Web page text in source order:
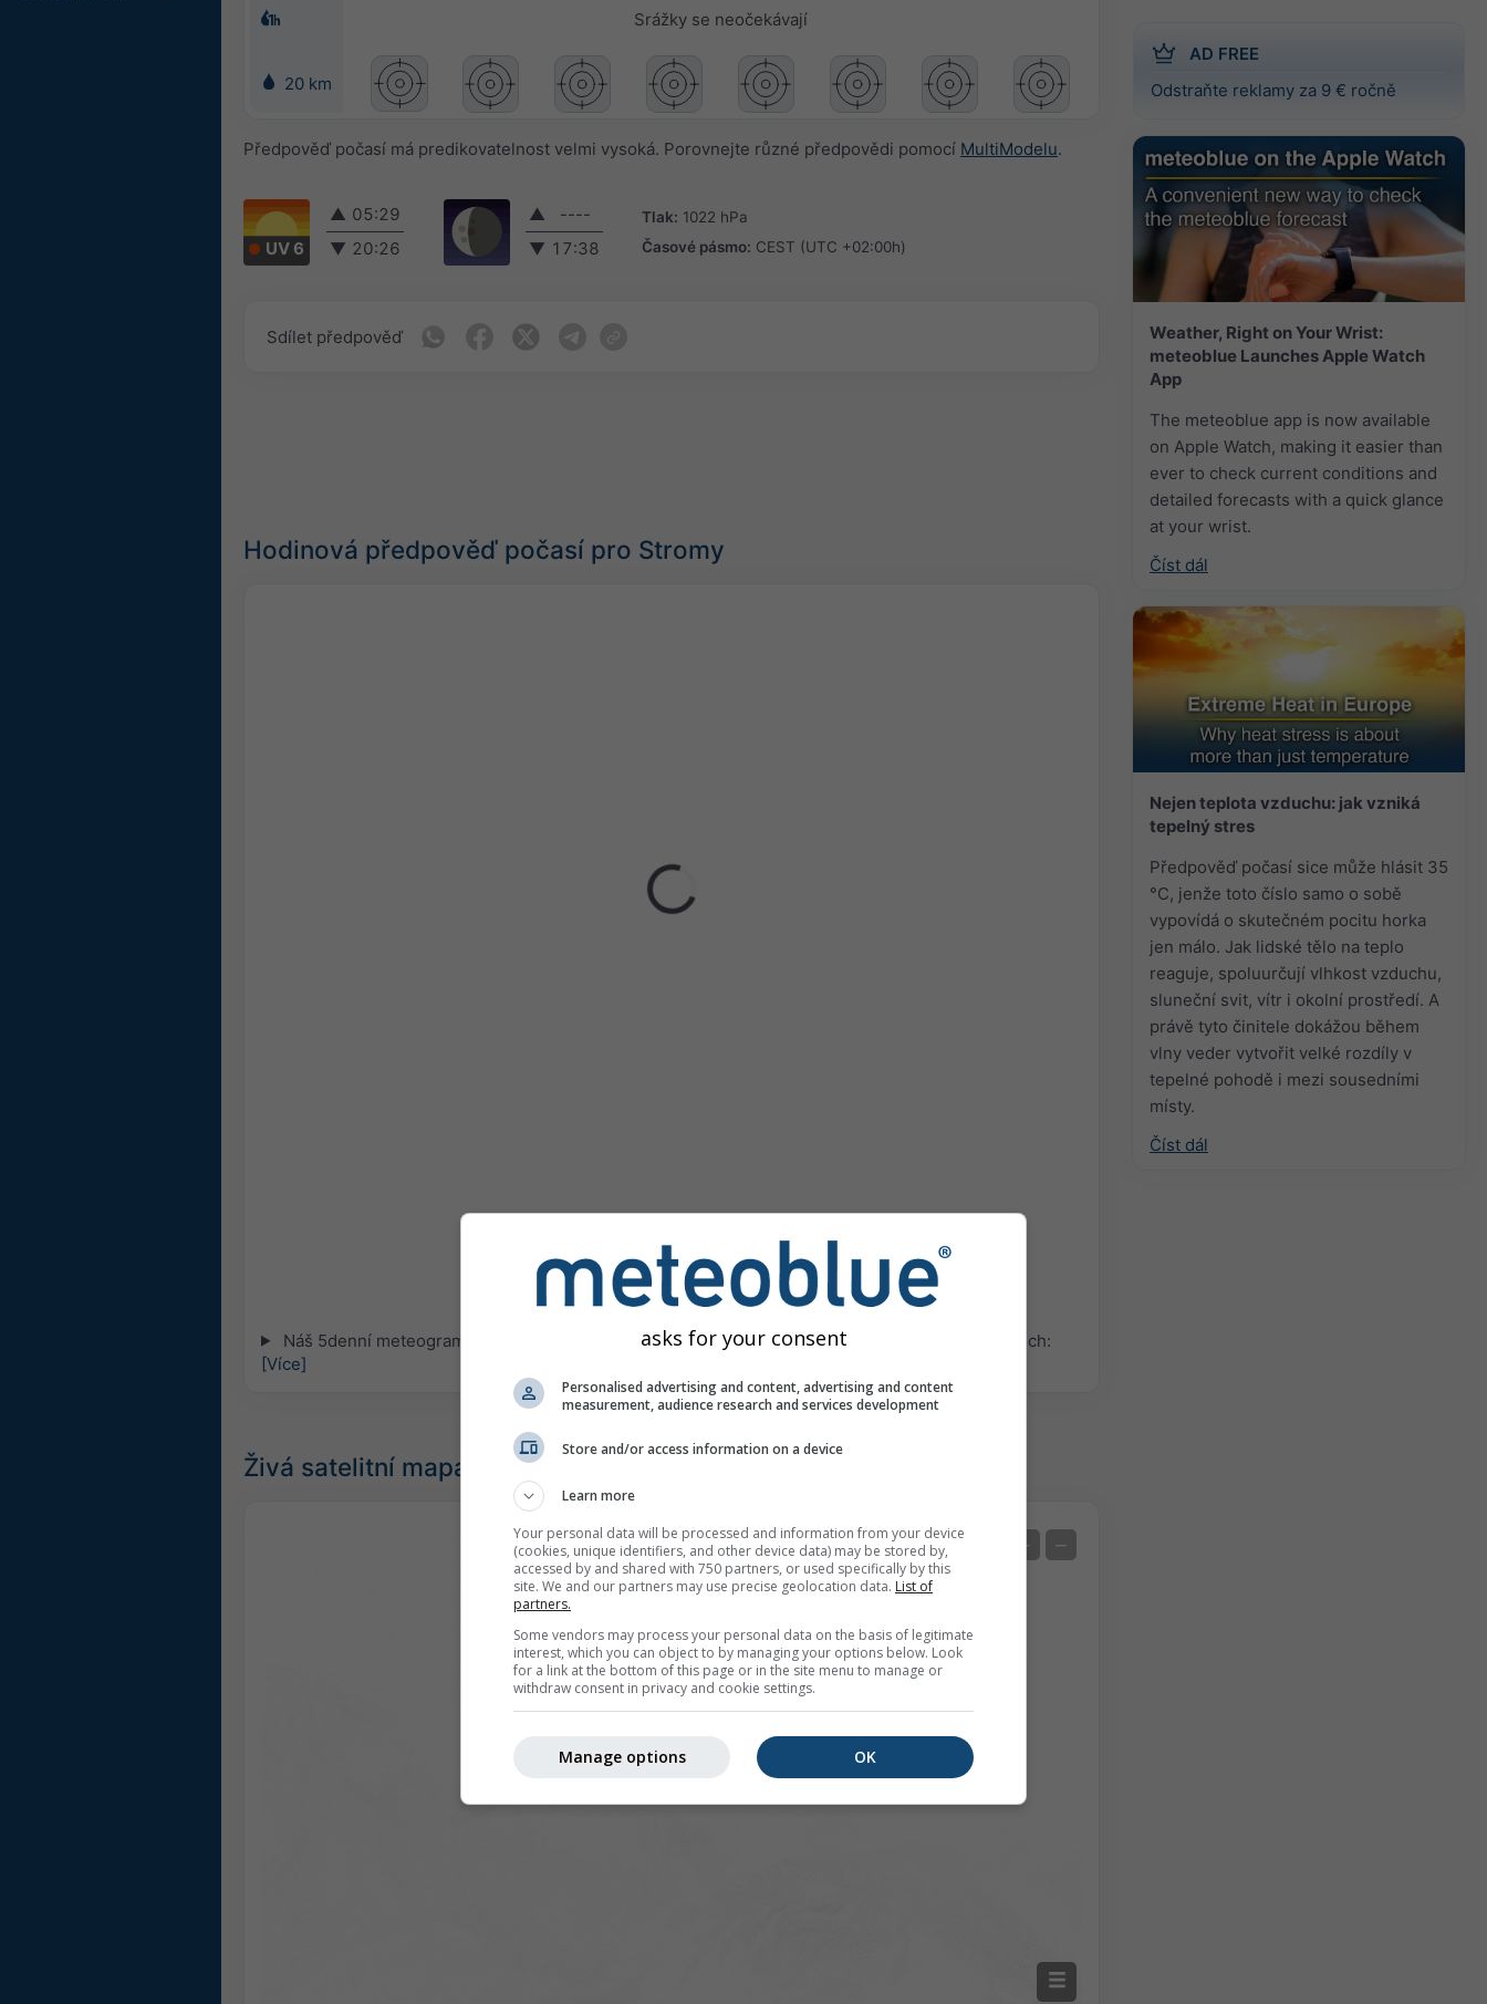
AD FREE
Odstraňte reklamy za 9 € ročně
Weather, Right on Your Wrist:
meteoblue Launches Apple Watch
App
The meteoblue app is now available
on Apple Watch, making it easier than
ever to check current conditions and
detailed forecasts with a quick glance
at your wrist.
Číst dál
Nejen teplota vzduchu: jak vzniká
tepelný stres
Předpověď počasí sice může hlásit 35
°C, jenže toto číslo samo o sobě
vypovídá o skutečném pocitu horka
jen málo. Jak lidské tělo na teplo
reaguje, spoluurčují vlhkost vzduchu,
sluneční svit, vítr i okolní prostředí. A
právě tyto činitele dokážou během
vlny veder vytvořit velké rozdíly v
tepelné pohodě i mezi sousedními
místy.
Číst dál
Srážky se neočekávají
20 km
Předpověď počasí má predikovatelnost velmi vysoká. Porovnejte různé předpovědi pomocí MultiModelu.
UV 6
▲ 05:29
▼ 20:26
▲
----
▼ 17:38
Tlak: 1022 hPa
Časové pásmo: CEST (UTC +02:00h)
Sdílet předpověď
Hodinová předpověď počasí pro Stromy
Náš 5denní meteogram pro Stromy nabízí veškeré informace o počasí ve 3 jednoduchých grafech:
[Více]
Živá satelitní mapa, Polsko
+ −
asks for your consent
Personalised advertising and content, advertising and content
measurement, audience research and services development
Store and/or access information on a device
Learn more
Your personal data will be processed and information from your device
(cookies, unique identifiers, and other device data) may be stored by,
accessed by and shared with 750 partners, or used specifically by this
site. We and our partners may use precise geolocation data. List of
partners.
Some vendors may process your personal data on the basis of legitimate
interest, which you can object to by managing your options below. Look
for a link at the bottom of this page or in the site menu to manage or
withdraw consent in privacy and cookie settings.
OK
Manage options